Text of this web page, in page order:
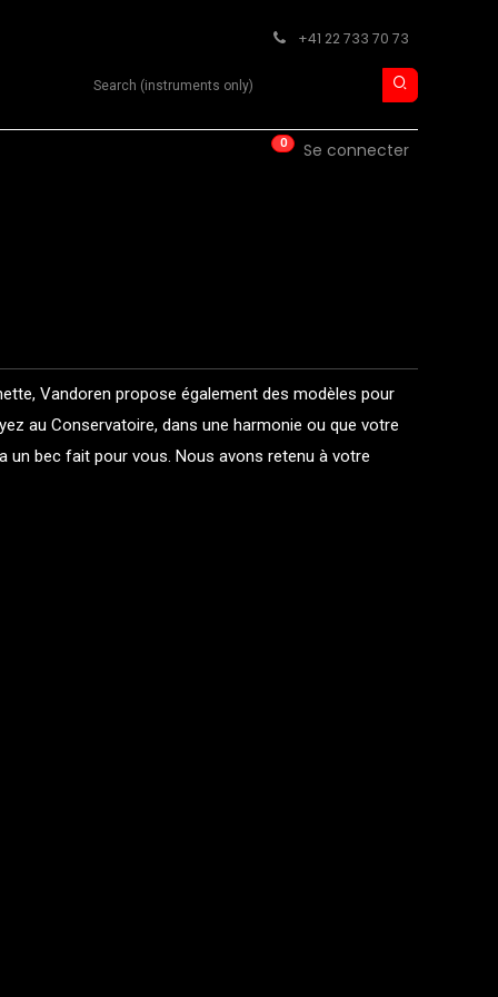
+41 22 733 70 73
Search product
0 Se connecter
Vandoren propose également des modèles pour
au Conservatoire, dans une harmonie ou que votre
bec fait pour vous. Nous avons retenu à votre